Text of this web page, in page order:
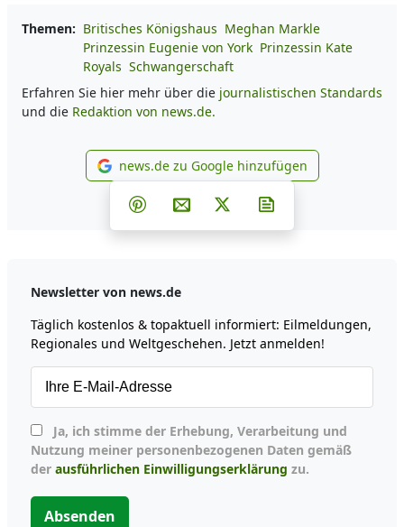
Themen: Britisches Königshaus Meghan Markle
Prinzessin Eugenie von York Prinzessin Kate
Royals Schwangerschaft
Erfahren Sie hier mehr über die journalistischen Standards
und die Redaktion von news.de.
news.de zu Google
news.de zu Google hinzufügen
Teilen auf Facebook
Teilen auf Whatsapp
Teilen auf Telegram
Teilen auf Pinterest
Per E-Mail teilen
Post auf X
Newsletter von news.de
Täglich kostenlos & topaktuell informiert: Eilmeldungen,
Regionales und Weltgeschehen. Jetzt anmelden!
Nutzung meiner personenbezogenen Daten gemäß
der ausführlichen Einwilligungserklärung zu.
Absenden